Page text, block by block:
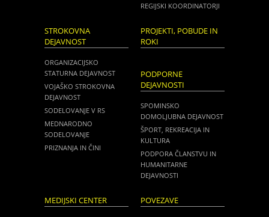
REGIJSKI KOORDINATORJI
STROKOVNA
DEJAVNOST
ORGANIZACIJSKO
STATURNA DEJAVNOST
VOJAŠKO STROKOVNA
DEJAVNOST
SODELOVANJE V RS
MEDNARODNO
SODELOVANJE
PRIZNANJA IN ČINI
PROJEKTI, POBUDE IN
ROKI
PODPORNE
DEJAVNOSTI
SPOMINSKO
DOMOLJUBNA DEJAVNOST
ŠPORT, REKREACIJA IN
KULTURA
PODPORA ČLANSTVU IN
HUMANITARNE
DEJAVNOSTI
MEDIJSKI CENTER POVEZAVE